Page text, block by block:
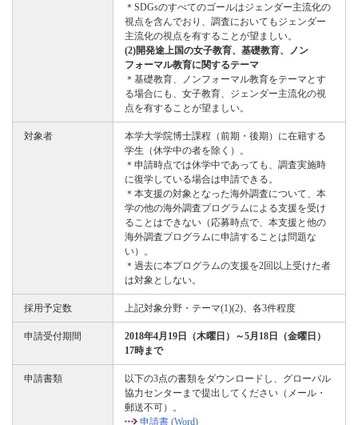
＊SDGsのすべてのゴールはジェンダー主流化の
視点を含んでおり、調査においてもジェンダー
主流化の視点を有することが望ましい。
(2)開発途上国の女子教育、基礎教育、ノン
フォーマル教育に関するテーマ
＊基礎教育、ノンフォーマル教育をテーマとす
る場合にも、女子教育、ジェンダー主流化の視
点を有することが望ましい。
対象者
本学大学院博士課程（前期・後期）に在籍する
学生（休学中の者を除く）。
＊申請時点では休学中であっても、調査実施時
に復学している場合は申請できる。
＊本支援の対象となった海外調査について、本
学の他の海外調査プログラムによる支援を受け
ることはできない（応募時点で、本支援と他の
海外調査プログラムに申請することは問題な
い）。
＊過去に本プログラムの支援を2回以上受けた者
は対象としない。
採用予定数 上記対象分野・テーマ(1)(2)、各3件程度
申請受付期間
2018年4月19日（木曜日）～5月18日（金曜日）
17時まで
申請書類
以下の3点の書類をダウンロードし、グローバル
協力センターまで提出してください（メール・
郵送不可）。
申請書 (Word)